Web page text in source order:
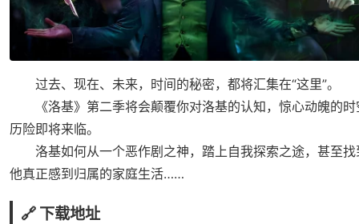
过去、现在、未来，时间的秘密，都将汇集在“这里”。
《洛基》第二季将会颠覆你对洛基的认知，惊心动魄的时
历险即将来临。
洛基如何从一个恶作剧之神，踏上自我探索之途，甚至找
他真正感到归属的家庭生活……
🔗 下载地址